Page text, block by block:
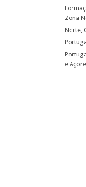
Zona
Norte,
e